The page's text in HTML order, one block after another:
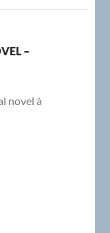
–
novel à